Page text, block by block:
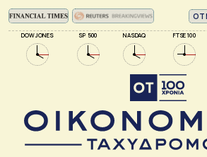
DOW JONES SP 500 NASDAQ FTSE 100
ΟΤ